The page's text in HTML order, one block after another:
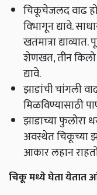
चिकूचेजलद वाढ
विभागून द्यावे.
खतमात्रा
शेणखत, तीन किलो
द्यावे.
झाडांची चांगली
मिळविण्यासाठी
झाडाच्या फुलोरा
अवस्थेत चिकूच्या
आकार लहान
चिकू मध्ये घेता येतात